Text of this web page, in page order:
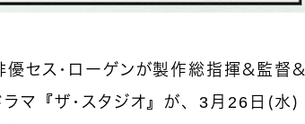
セス・ローゲンが製作総指揮＆監督＆
マ『ザ・スタジオ』が、3月26日（水）